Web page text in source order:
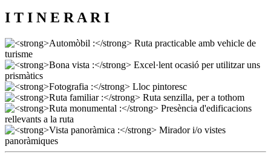
I T I N E R A R I